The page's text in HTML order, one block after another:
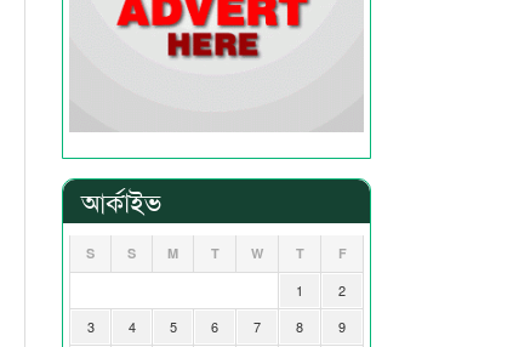
আর্কাইভ
S S M T W T F
1
2
3
4 5 6 7 8
9